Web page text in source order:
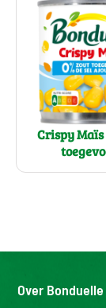
Crispy Maïs
Over Bonduelle